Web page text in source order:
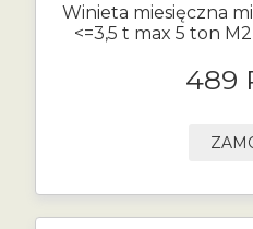
Winieta miesięczna
<=3,5 t max 5 ton
489